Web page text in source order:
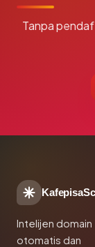
Tanpa
Intelijen domain
otomatis dan